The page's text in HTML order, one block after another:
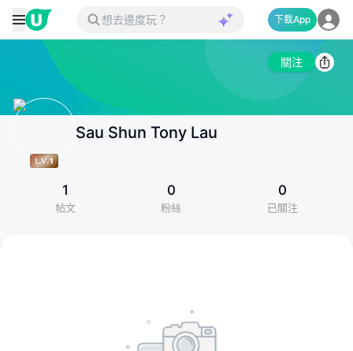
下載App
關注
Sau Shun Tony Lau
1
帖文
0
粉絲
0
已關注